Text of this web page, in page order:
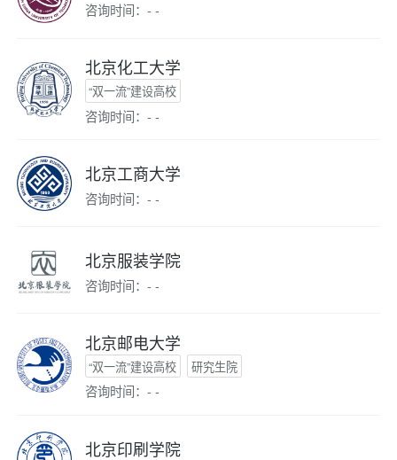
咨询时间：- -
北京化工大学
“双一流”建设高校
咨询时间：- -
北京工商大学
咨询时间：- -
北京服装学院
咨询时间：- -
北京邮电大学
“双一流”建设高校 研究生院
咨询时间：- -
北京印刷学院